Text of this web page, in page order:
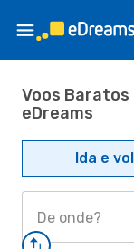
Voos Baratos
eDreams
Ida e
De onde?